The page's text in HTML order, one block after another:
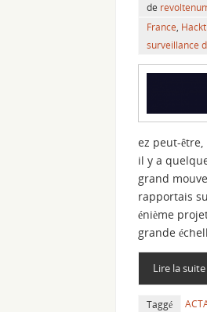
de
France
surveillance
ez peut-
il y a
grand
rapportais
énième
grande
Lire la suite
Taggé